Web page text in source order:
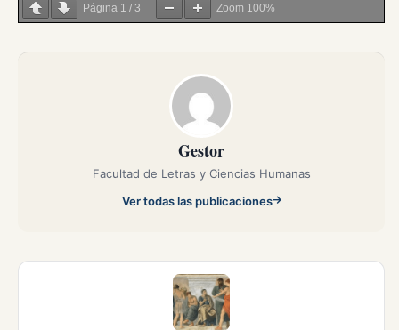
Página 1 / 3 Zoom 100%
Gestor
Facultad de Letras y Ciencias Humanas
Ver todas las publicaciones